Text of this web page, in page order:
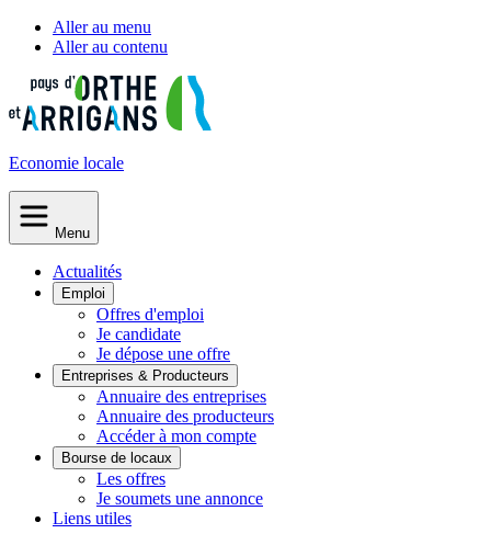
Aller au menu
Aller au contenu
Economie locale
Menu
Actualités
Emploi
Offres d'emploi
Je candidate
Je dépose une offre
Entreprises & Producteurs
Annuaire des entreprises
Annuaire des producteurs
Accéder à mon compte
Bourse de locaux
Les offres
Je soumets une annonce
Liens utiles